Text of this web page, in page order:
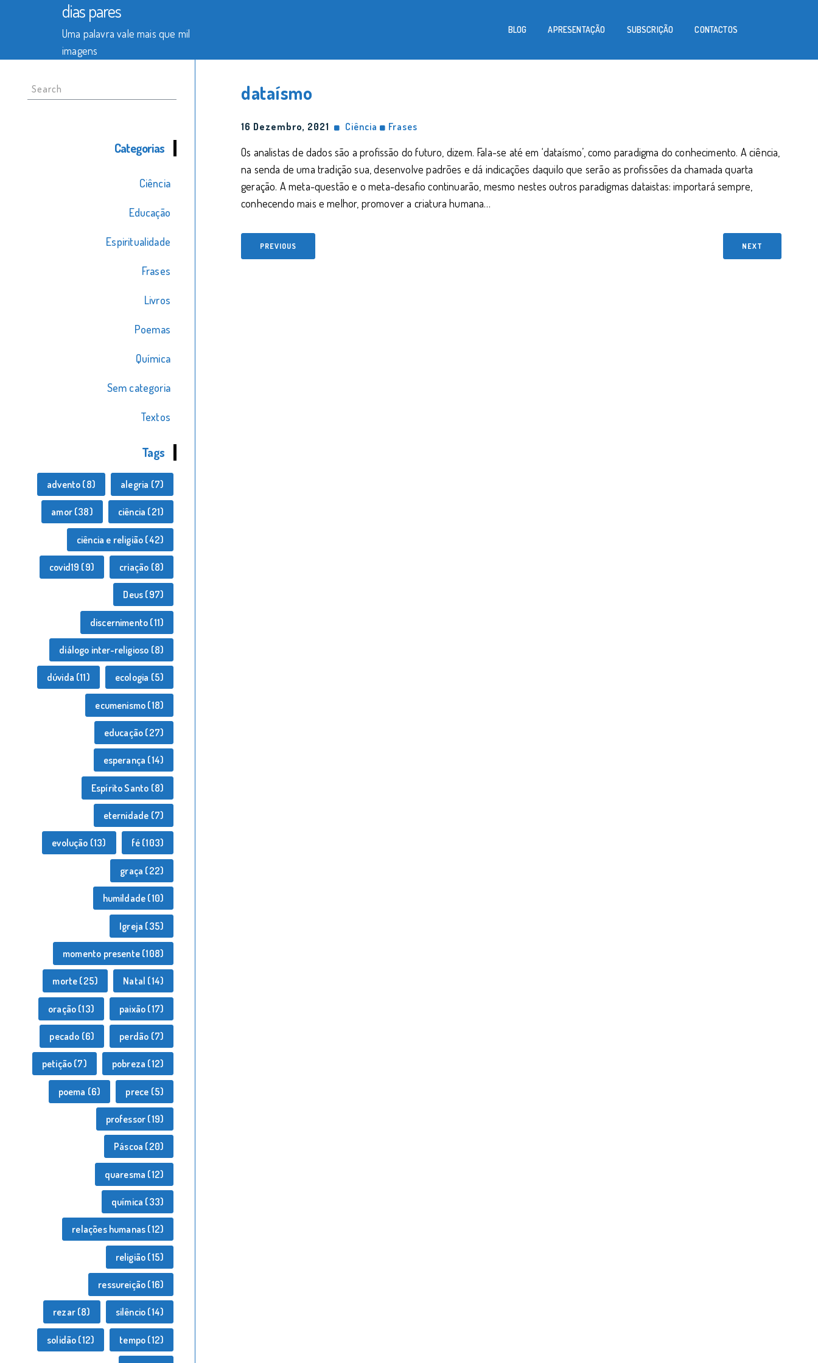
dias pares
Uma palavra vale mais que mil
imagens
BLOG APRESENTAÇÃO SUBSCRIÇÃO CONTACTOS
Search
for:
Categorias
Ciência
Educação
Espiritualidade
Frases
Livros
Poemas
Química
Sem categoria
Textos
Tags
advento (8) alegria (7)
amor(38) ciência (21)
ciência e religião (42)
covid19 (9) criação (8)
Deus (97)
discernimento (11)
diálogo inter-religioso (8)
dúvida (11) ecologia (5)
ecumenismo (18)
educação (27)
esperança (14)
Espírito Santo (8)
eternidade (7)
evolução (13) fé (103)
graça (22)
humildade (10)
Igreja (35)
momento presente (108)
morte (25) Natal (14)
oração (13) paixão (17)
pecado (6) perdão (7)
petição (7) pobreza (12)
poema (6) prece (5)
professor (19)
Páscoa (20)
quaresma (12)
química (33)
relações humanas (12)
religião (15)
ressureição (16)
rezar(8) silêncio (14)
solidão (12) tempo (12)
dataísmo
16 Dezembro, 2021 Ciência Frases
Os analistas de dados são a profissão do futuro, dizem. Fala-se até em ‘dataísmo’, como paradigma do conhecimento. A ciência,
na senda de uma tradição sua, desenvolve padrões e dá indicações daquilo que serão as profissões da chamada quarta
geração. A meta-questão e o meta-desafio continuarão, mesmo nestes outros paradigmas dataistas: importará sempre,
conhecendo mais e melhor, promover a criatura humana…
PREVIOUS NEXT